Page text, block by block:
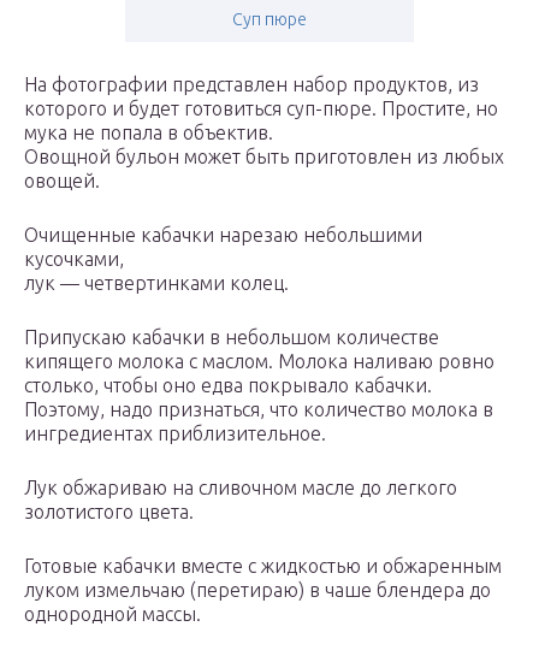
Суп пюре
На фотографии представлен набор продуктов, из
которого и будет готовиться суп-пюре. Простите, но
мука не попала в объектив.
Овощной бульон может быть приготовлен из любых
овощей.
Очищенные кабачки нарезаю небольшими
кусочками,
лук — четвертинками колец.
Припускаю кабачки в небольшом количестве
кипящего молока с маслом. Молока наливаю ровно
столько, чтобы оно едва покрывало кабачки.
Поэтому, надо признаться, что количество молока в
ингредиентах приблизительное.
Лук обжариваю на сливочном масле до легкого
золотистого цвета.
Готовые кабачки вместе с жидкостью и обжаренным
луком измельчаю (перетираю) в чаше блендера до
однородной массы.